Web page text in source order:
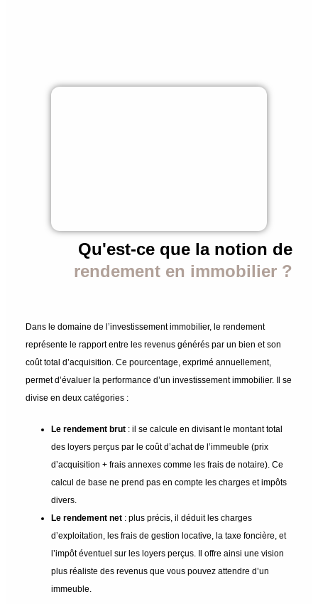
Qu'est-ce que la notion de
rendement en immobilier ?
Dans le domaine de l’investissement immobilier, le rendement
représente le rapport entre les revenus générés par un bien et son
coût total d’acquisition. Ce pourcentage, exprimé annuellement,
permet d’évaluer la performance d’un investissement immobilier. Il se
divise en deux catégories :
Le rendement brut : il se calcule en divisant le montant total
des loyers perçus par le coût d’achat de l’immeuble (prix
d’acquisition + frais annexes comme les frais de notaire). Ce
calcul de base ne prend pas en compte les charges et impôts
divers.
Le rendement net : plus précis, il déduit les charges
d’exploitation, les frais de gestion locative, la taxe foncière, et
l’impôt éventuel sur les loyers perçus. Il offre ainsi une vision
plus réaliste des revenus que vous pouvez attendre d’un
immeuble.